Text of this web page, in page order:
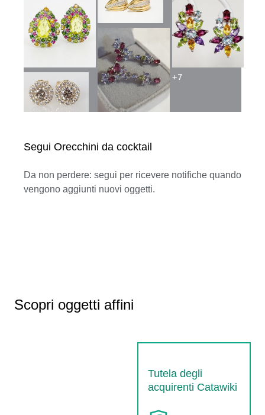
Segui Orecchini da cocktail
Da non perdere: segui per ricevere notifiche quando
vengono aggiunti nuovi oggetti.
+7
Scopri oggetti affini
Tutela degli
acquirenti Catawiki